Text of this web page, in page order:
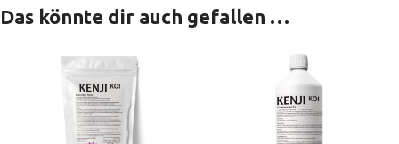
Das könnte dir auch gefallen …